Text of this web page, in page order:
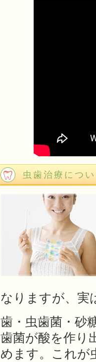
虫歯治療につ
なりますが、実
歯・虫歯菌・砂
歯菌が酸を作り
めます。これが